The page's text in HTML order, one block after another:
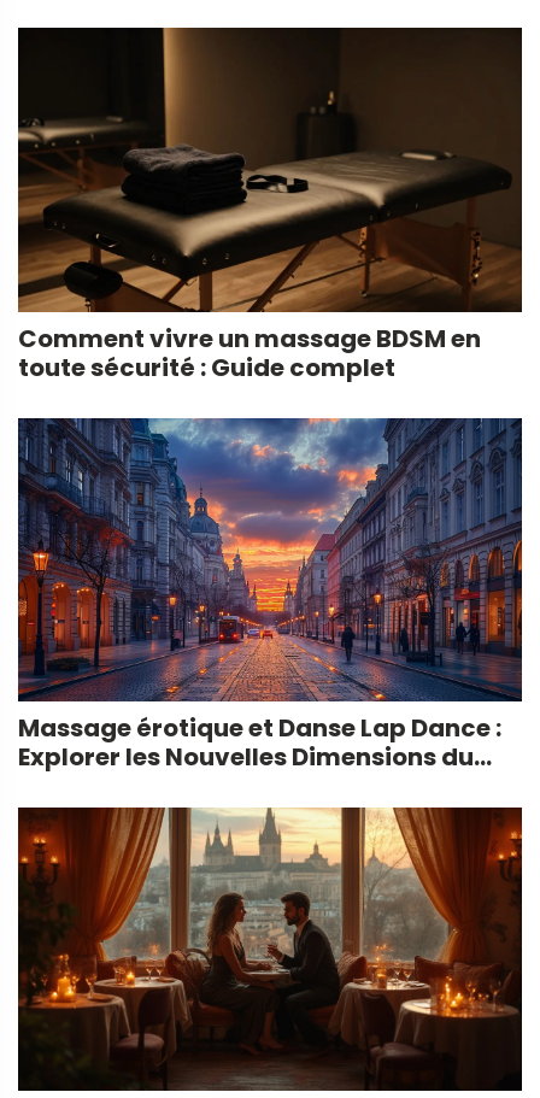
Comment vivre un massage BDSM en
toute sécurité : Guide complet
Massage érotique et Danse Lap Dance :
Explorer les Nouvelles Dimensions du